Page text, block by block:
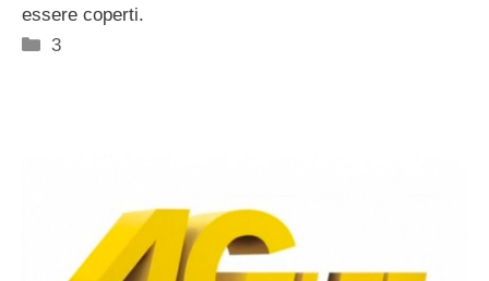
essere coperti.
Categorie
3